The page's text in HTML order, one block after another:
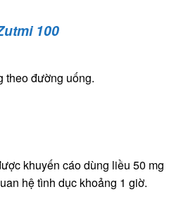
100
theo đường uống.
khuyến cáo dùng liều 50 mg
hệ tình dục khoảng 1 giờ.